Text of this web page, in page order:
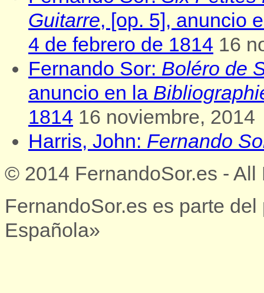
Guitarre, [op. 5], anuncio
4 de febrero de 1814 16
Fernando Sor: Boléro de
anuncio en la
1814 16 noviembre, 2014
Harris, John: Fernando
© 2014 FernandoSor.es - All
FernandoSor.es es parte
Española»